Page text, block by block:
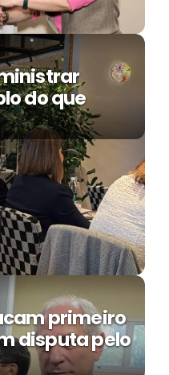
do que
primeiro
disputa pelo